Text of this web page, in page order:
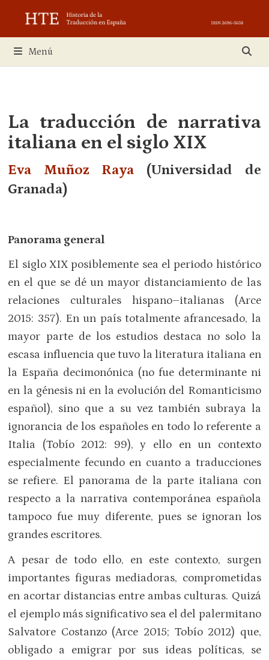
contenido
Menú
La traducción de narrativa
italiana en el siglo XIX
Eva Muñoz Raya (Universidad de
Granada)
Panorama general
El siglo XIX posiblemente sea el periodo histórico
en el que se dé un mayor distanciamiento de las
relaciones culturales hispano–italianas (Arce
2015: 357). En un país totalmente afrancesado, la
mayor parte de los estudios destaca no solo la
escasa influencia que tuvo la literatura italiana en
la España decimonónica (no fue determinante ni
en la génesis ni en la evolución del Romanticismo
español), sino que a su vez también subraya la
ignorancia de los españoles en todo lo referente a
Italia (Tobío 2012: 99), y ello en un contexto
especialmente fecundo en cuanto a traducciones
se refiere. El panorama de la parte italiana con
respecto a la narrativa contemporánea española
tampoco fue muy diferente, pues se ignoran los
grandes escritores.
A pesar de todo ello, en este contexto, surgen
importantes figuras mediadoras, comprometidas
en acortar distancias entre ambas culturas. Quizá
el ejemplo más significativo sea el del palermitano
Salvatore Costanzo (Arce 2015; Tobío 2012) que,
obligado a emigrar por sus ideas políticas, se